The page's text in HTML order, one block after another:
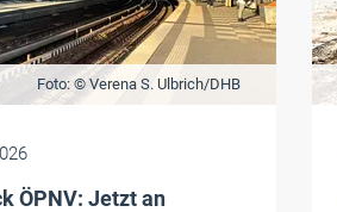
Foto: © Verena S. Ulbrich/DHB
ÖPNV: Jetzt an